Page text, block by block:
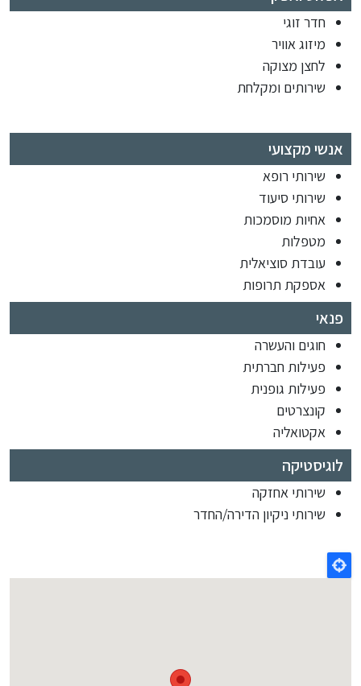
חדר זוגי
מיזוג אוויר
לחצן מצוקה
שירותים ומקלחת
אנשי מקצועי
שירותי רופא
שירותי סיעוד
אחיות מוסמכות
מטפלות
עובדת סוציאלית
אספקת תרופות
פנאי
חוגים והעשרה
פעילות חברתית
פעילות גופנית
קונצרטים
אקטואליה
לוגיסטיקה
שירותי אחזקה
שירותי ניקיון הדירה/החדר